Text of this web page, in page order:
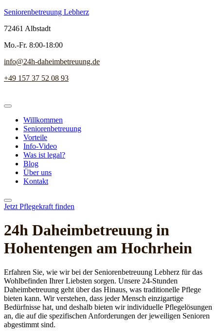
Seniorenbetreuung Lebherz
72461 Albstadt
Mo.-Fr. 8:00-18:00
info@24h-daheimbetreuung.de
+49 157 37 52 08 93
Willkommen
Seniorenbetreuung
Vorteile
Info-Video
Was ist legal?
Blog
Über uns
Kontakt
Jetzt Pflegekraft finden
24h Daheim­betreuung in
Hohentengen am Hochrhein
Erfahren Sie, wie wir bei der Seniorenbetreuung Lebherz für das
Wohlbefinden Ihrer Liebsten sorgen. Unsere 24-Stunden
Daheimbetreuung geht über das Hinaus, was traditionelle Pflege
bieten kann. Wir verstehen, dass jeder Mensch einzigartige
Bedürfnisse hat, und deshalb bieten wir individuelle Pflegelösungen
an, die auf die spezifischen Anforderungen der jeweiligen Senioren
abgestimmt sind.